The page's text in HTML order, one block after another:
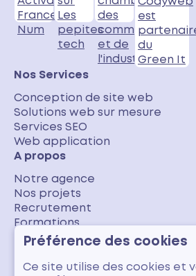
Nos Services
Conception de site web
Solutions web sur mesure
Services SEO
Web application
A propos
Notre agence
Nos projets
Recrutement
Formations
Nos avis clients
Préférence des cookies
Ce site utilise des cookies et